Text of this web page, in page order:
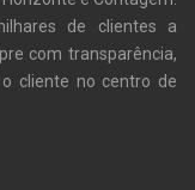
de clientes a
com transparência,
cliente no centro de